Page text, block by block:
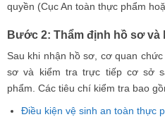
quyền (Cục An toàn thực phẩm
Bước 2: Thẩm định hồ sơ và
Sau khi nhận hồ sơ, cơ quan
sơ và kiểm tra trực tiếp cơ sở
phẩm. Các tiêu chí kiểm tra bao
Điều kiện vệ sinh an toàn thực